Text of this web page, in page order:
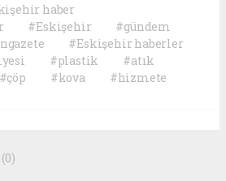
haber
#Eskişehir
#gündem
#Eskişehir haberler
#plastik
#atık
#çöp #kova
#hizmete
(0)